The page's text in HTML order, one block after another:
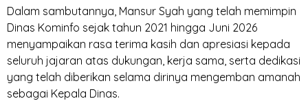
Dalam sambutannya, Mansur Syah yang telah memimpin
Dinas Kominfo sejak tahun 2021 hingga Juni 2026
menyampaikan rasa terima kasih dan apresiasi kepada
seluruh jajaran atas dukungan, kerja sama, serta dedikasi
yang telah diberikan selama dirinya mengemban amanah
sebagai Kepala Dinas.